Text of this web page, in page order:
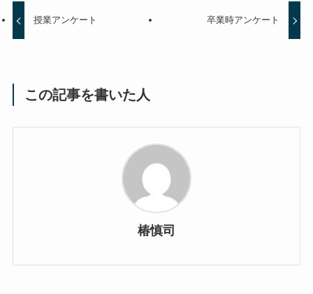
授業アンケート 卒業時アンケート
この記事を書いた人
椿慎司